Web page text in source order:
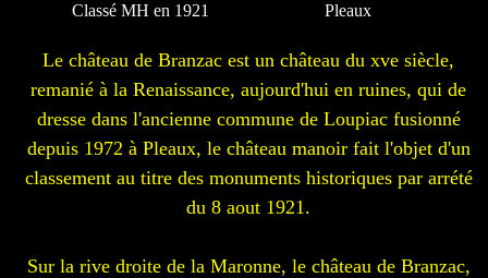
Classé MH en 1921
Pleaux
Le château de Branzac est un château du xve siècle,
remanié à la Renaissance, aujourd'hui en ruines, qui de
dresse dans l'ancienne commune de Loupiac fusionné
depuis 1972 à Pleaux, le château manoir fait l'objet d'un
classement au titre des monuments historiques par arrété
du 8 aout 1921.
Sur la rive droite de la Maronne, le château de Branzac,